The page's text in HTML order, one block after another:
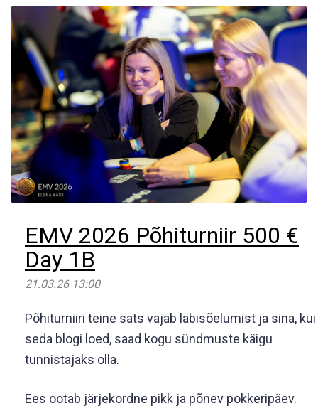
EMV 2026 Põhiturniir 500 €
Day 1B
21.03.26 13:00
Põhiturniiri teine sats vajab läbisõelumist ja sina, kui
seda blogi loed, saad kogu sündmuste käigu
tunnistajaks olla.
Ees ootab järjekordne pikk ja põnev pokkeripäev.
mängus Coolbet Bonanza Super Scatter. Sissemakset pole vaja
teha!
KLIKI SIIN , et avada koheselt tasuta konto.
KASUTAN SUPERPAKKUMIST